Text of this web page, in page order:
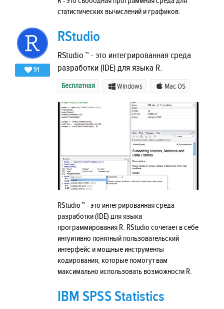
статистических вычислений и графиков.
91
RStudio
RStudio ™ - это интегрированная среда
разработки (IDE) для языка R.
Бесплатная Windows Mac OS
RStudio ™ - это интегрированная среда
разработки (IDE) для языка
программирования R. RStudio сочетает в себе
интуитивно понятный пользовательский
интерфейс и мощные инструменты
кодирования, которые помогут вам
максимально использовать возможности R.
IBM SPSS Statistics